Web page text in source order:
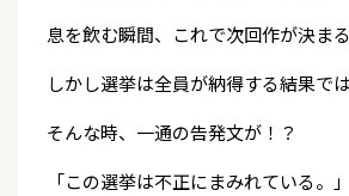
息を飲む瞬間、これで次回作が決まる
しかし選挙は全員が納得する結果では
そんな時、一通の告発文が！？
「この選挙は不正にまみれている。」